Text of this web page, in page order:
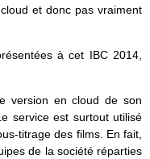
et donc pas vraiment
à cet IBC 2014,
version en cloud de son
service est surtout utilisé
titrage des films. En fait,
de la société réparties